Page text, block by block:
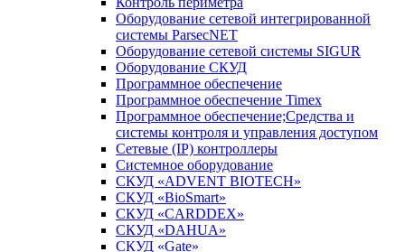
Оборудование сетевой интегрированной
системы ParsecNET
Оборудование сетевой системы SIGUR
Оборудование СКУД
Программное обеспечение
Программное обеспечение Timex
Программное обеспечение;Средства и
системы контроля и управления доступом
Сетевые (IP) контроллеры
Системное оборудование
СКУД «ADVENT BIOTECH»
СКУД «BioSmart»
СКУД «CARDDEX»
СКУД «DAHUA»
СКУД «Gate»